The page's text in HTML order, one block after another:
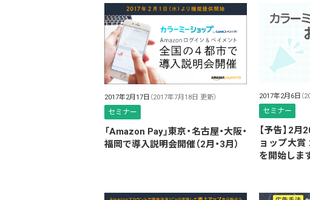
2017年2月17日 （2017年7月18日 更新）
セミナー
「Amazon Pay」東京・名古屋・大阪・
福岡で導入説明会開催（2月・3月）
2017年2月6日 （
セミナー
【予告】2
ョップ大賞
を開始しま